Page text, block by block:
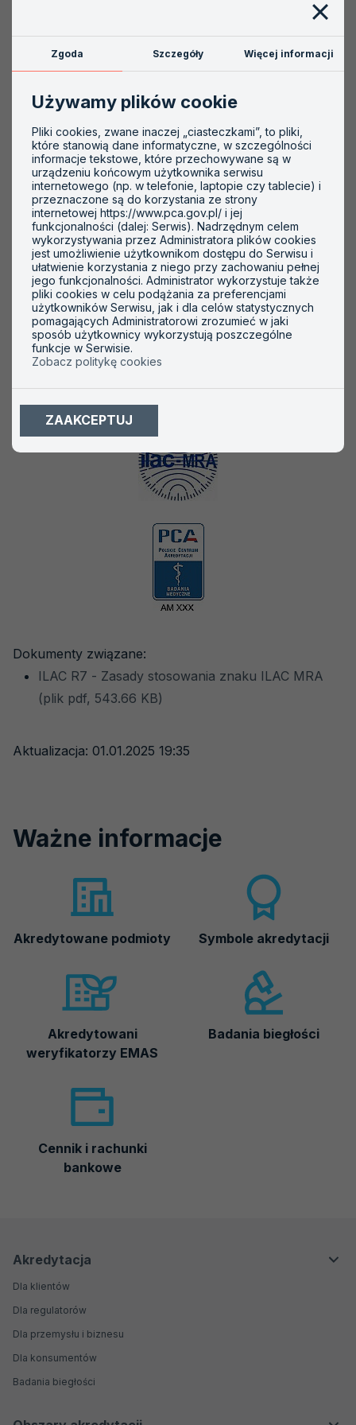
dla laboratoriów wzorcujących
ILAC MRA
dla laboratoriów medycznych
Dokumenty związane:
ILAC R7 - Zasady stosowania znaku ILAC MRA
(plik pdf, 543.66 KB)
Aktualizacja: 01.01.2025 19:35
Ważne informacje
Akredytowane podmioty Symbole akredytacji
Akredytowani
weryfikatorzy EMAS
Badania biegłości
Cennik i rachunki
bankowe
Menu
nawigacyjne
Menu
Główne
Akredytacja
Dla klientów
Dla regulatorów
Dla przemysłu i biznesu
Dla konsumentów
Badania biegłości
Zgoda Szczegóły Więcej informacji
Używamy plików cookie
Pliki cookies, zwane inaczej „ciasteczkami”, to pliki,
które stanowią dane informatyczne, w szczególności
informacje tekstowe, które przechowywane są w
urządzeniu końcowym użytkownika serwisu
internetowego (np. w telefonie, laptopie czy tablecie) i
przeznaczone są do korzystania ze strony
internetowej https://www.pca.gov.pl/ i jej
funkcjonalności (dalej: Serwis). Nadrzędnym celem
wykorzystywania przez Administratora plików cookies
jest umożliwienie użytkownikom dostępu do Serwisu i
ułatwienie korzystania z niego przy zachowaniu pełnej
jego funkcjonalności. Administrator wykorzystuje także
pliki cookies w celu podążania za preferencjami
użytkowników Serwisu, jak i dla celów statystycznych
pomagających Administratorowi zrozumieć w jaki
sposób użytkownicy wykorzystują poszczególne
funkcje w Serwisie.
Zobacz politykę cookies
ZAAKCEPTUJ